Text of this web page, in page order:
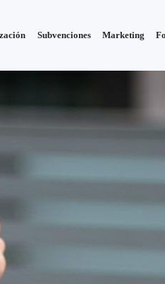
Subvenciones Marketing